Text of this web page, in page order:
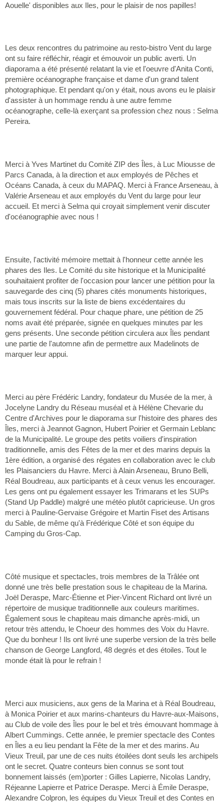
Aouelle' disponibles aux Iles, pour le plaisir de nos papilles!
Les deux rencontres du patrimoine au resto-bistro Vent du large
ont su faire réfléchir, réagir et émouvoir un public averti. Un
diaporama a été présenté relatant la vie et l'oeuvre d'Anita Conti,
première océanographe française et dame d'un grand talent
photographique. Et pendant qu'on y était, nous avons eu le plaisir
d'assister à un hommage rendu à une autre femme
océanographe, celle-là exerçant sa profession chez nous : Selma
Pereira.
Merci à Yves Martinet du Comité ZIP des Îles, à Luc Miousse de
Parcs Canada, à la direction et aux employés de Pêches et
Océans Canada, à ceux du MAPAQ. Merci à France Arseneau, à
Valérie Arseneau et aux employés du Vent du large pour leur
accueil. Et merci à Selma qui croyait simplement venir discuter
d'océanographie avec nous !
Ensuite, l'activité mémoire mettait à l'honneur cette année les
phares des Iles. Le Comité du site historique et la Municipalité
souhaitaient profiter de l'occasion pour lancer une pétition pour la
sauvegarde des cinq (5) phares cités monuments historiques,
mais tous inscrits sur la liste de biens excédentaires du
gouvernement fédéral. Pour chaque phare, une pétition de 25
noms avait été préparée, signée en quelques minutes par les
gens présents. Une seconde pétition circulera aux Îles pendant
une partie de l'automne afin de permettre aux Madelinots de
marquer leur appui.
Merci au père Frédéric Landry, fondateur du Musée de la mer, à
Jocelyne Landry du Réseau muséal et à Hélène Chevarie du
Centre d'Archives pour le diaporama sur l'histoire des phares des
Îles, merci à Jeannot Gagnon, Hubert Poirier et Germain Leblanc
de la Municipalité. Le groupe des petits voiliers d'inspiration
traditionnelle, amis des Fêtes de la mer et des marins depuis la
1ère édition, a organisé des régates en collaboration avec le club
les Plaisanciers du Havre. Merci à Alain Arseneau, Bruno Belli,
Réal Boudreau, aux participants et à ceux venus les encourager.
Les gens ont pu également essayer les Trimarans et les SUPs
(Stand Up Paddle) malgré une météo plutôt capricieuse. Un gros
merci à Pauline-Gervaise Grégoire et Martin Fiset des Artisans
du Sable, de même qu'à Frédérique Côté et son équipe du
Camping du Gros-Cap.
Côté musique et spectacles, trois membres de la Trâlée ont
donné une très belle prestation sous le chapiteau de la Marina.
Joël Deraspe, Marc-Étienne et Pier-Vincent Richard ont livré un
répertoire de musique traditionnelle aux couleurs maritimes.
Également sous le chapiteau mais dimanche après-midi, un
retour très attendu, le Choeur des hommes des Voix du Havre.
Que du bonheur ! Ils ont livré une superbe version de la très belle
chanson de George Langford, 48 degrés et des étoiles. Tout le
monde était là pour le refrain !
Merci aux musiciens, aux gens de la Marina et à Réal Boudreau,
à Monica Poirier et aux marins-chanteurs du Havre-aux-Maisons,
au Club de voile des Îles pour le bel et très émouvant hommage à
Albert Cummings. Cette année, le premier spectacle des Contes
en Îles a eu lieu pendant la Fête de la mer et des marins. Au
Vieux Treuil, par une de ces nuits étoilées dont seuls les archipels
ont le secret. Quatre conteurs bien connus se sont tout
bonnement laissés (em)porter : Gilles Lapierre, Nicolas Landry,
Réjeanne Lapierre et Patrice Deraspe. Merci à Émile Deraspe,
Alexandre Colpron, les équipes du Vieux Treuil et des Contes en